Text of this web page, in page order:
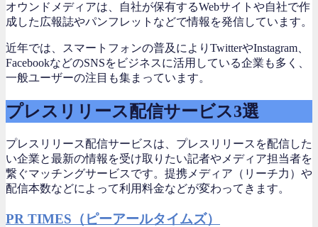
オウンドメディアは、自社が保有するWebサイトや自社で作
成した広報誌やパンフレットなどで情報を発信しています。
近年では、スマートフォンの普及によりTwitterやInstagram、
FacebookなどのSNSをビジネスに活用している企業も多く、
一般ユーザーの注目も集まっています。
プレスリリース配信サービス3選
プレスリリース配信サービスは、プレスリリースを配信した
い企業と最新の情報を受け取りたい記者やメディア担当者を
繋ぐマッチングサービスです。提携メディア（リーチ力）や
配信本数などによって利用料金などが変わってきます。
PR TIMES（ピーアールタイムズ）